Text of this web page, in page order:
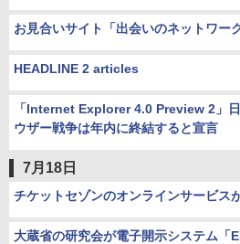
お見合いサイト「出会いのネットワーク
HEADLINE 2 articles
「Internet Explorer 4.0 Preview 2」
ウザー戦争は年内に終結すると宣言
7月18日
チケットセゾンのオンラインサービス
大蔵省の研究会が電子開示システム「